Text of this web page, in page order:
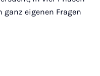
eigenen Fragen